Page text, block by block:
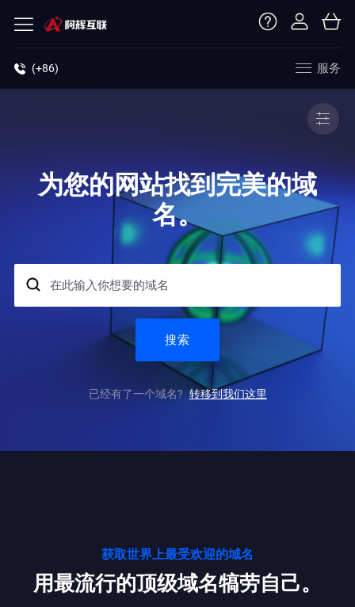
(+86) 服务
为您的网站找到完美的域
名。
搜索
已经有了一个域名? 转移到我们这里
获取世界上最受欢迎的域名
用最流行的顶级域名犒劳自己。